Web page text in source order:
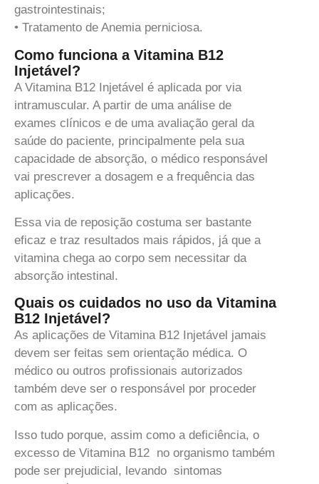
gastrointestinais;
• Tratamento de Anemia perniciosa.
Como funciona a Vitamina B12
Injetável?
A Vitamina B12 Injetável é aplicada por via
intramuscular. A partir de uma análise de
exames clínicos e de uma avaliação geral da
saúde do paciente, principalmente pela sua
capacidade de absorção, o médico responsável
vai prescrever a dosagem e a frequência das
aplicações.
Essa via de reposição costuma ser bastante
eficaz e traz resultados mais rápidos, já que a
vitamina chega ao corpo sem necessitar da
absorção intestinal.
Quais os cuidados no uso da Vitamina
B12 Injetável?
As aplicações de Vitamina B12 Injetável jamais
devem ser feitas sem orientação médica. O
médico ou outros profissionais autorizados
também deve ser o responsável por proceder
com as aplicações.
Isso tudo porque, assim como a deficiência, o
excesso de Vitamina B12 no organismo também
pode ser prejudicial, levando sintomas